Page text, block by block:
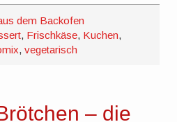
dem Backofen
, Frischkäse, Kuchen,
,vegetarisch
– die